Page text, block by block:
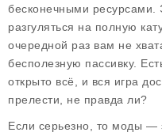
бесконечными ресурсами
разгуляться на полную
очередной раз вам не
бесполезную пассивку.
открыто всё, и вся игра
прелести, не правда ли?
Если серьезно, то моды —